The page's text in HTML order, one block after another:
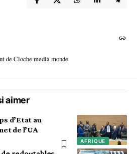
de Cloche media monde
aimer
AFRIQUE
d’Etat au
de l’UA